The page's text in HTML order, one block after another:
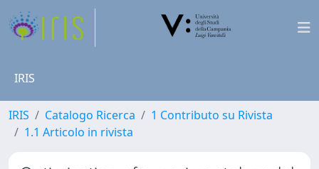
IRIS
IRIS Catalogo Ricerca
1 Contributo su Rivista
1.1 Articolo in rivista